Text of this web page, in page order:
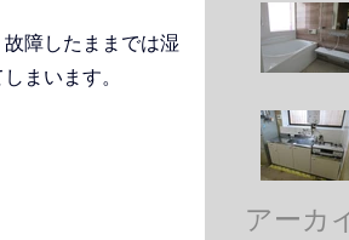
障したままでは湿
まいます。
アーカ